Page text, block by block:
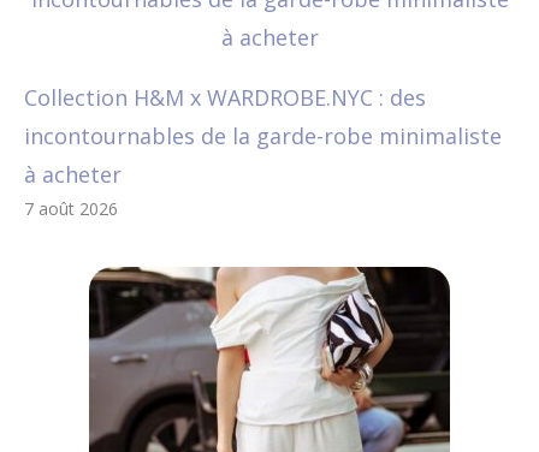
Collection H&M x WARDROBE.NYC : des
incontournables de la garde-robe minimaliste
à acheter
7 août 2026